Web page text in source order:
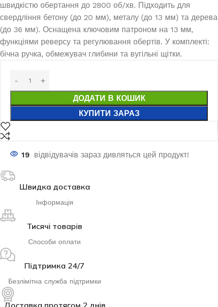
швидкістю обертання до 2800 об/хв. Підходить для
свердління бетону (до 20 мм), металу (до 13 мм) та дерева
(до 36 мм). Оснащена ключовим патроном на 13 мм,
функціями реверсу та регулювання обертів. У комплекті:
бічна ручка, обмежувач глибини та вугільні щітки.
ДОДАТИ В КОШИК
КУПИТИ ЗАРАЗ
19 відвідувачів зараз дивляться цей продукт!
Швидка доставка
Інформація
Тисячі товарів
Способи оплати
Підтримка 24/7
Безлімітна служба підтримки